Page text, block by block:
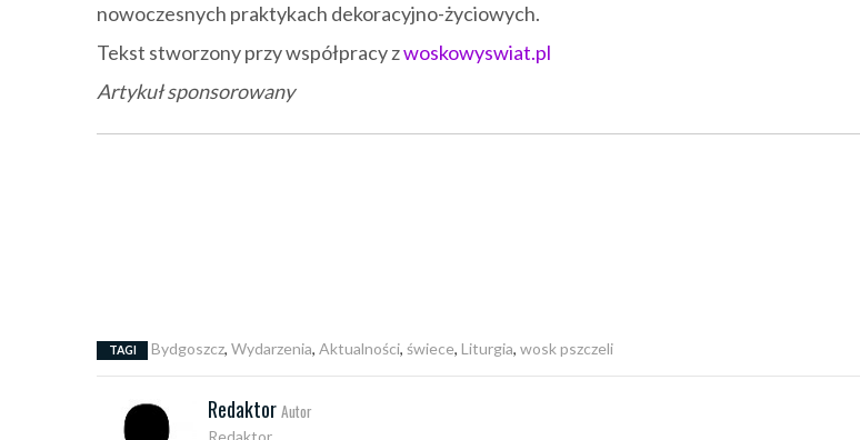
nowoczesnych praktykach dekoracyjno-życiowych.
Tekst stworzony przy współpracy zwoskowyswiat.pl
Artykuł sponsorowany
TAGI Bydgoszcz, Wydarzenia, Aktualności, świece, Liturgia, wosk pszczeli
Redaktor Autor
Redaktor